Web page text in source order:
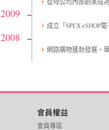
從母公司內部創業成
2009
成立「SPEX eSHOP
2008
網路購物蓬勃發展，
會員權益
會員專區